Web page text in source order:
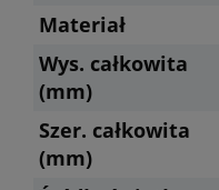
Materiał
Wys. całkowita
(mm)
Szer. całkowita
(mm)